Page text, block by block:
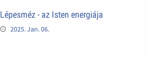
Lépesméz - az Isten energiája
2025. Jan. 06.